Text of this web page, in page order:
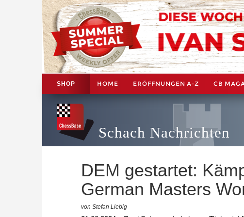
SHOP HOME ERÖFFNUNGEN A-Z CB
Schach Nachrichten
DEM gestartet:
German Masters
von Stefan Liebig